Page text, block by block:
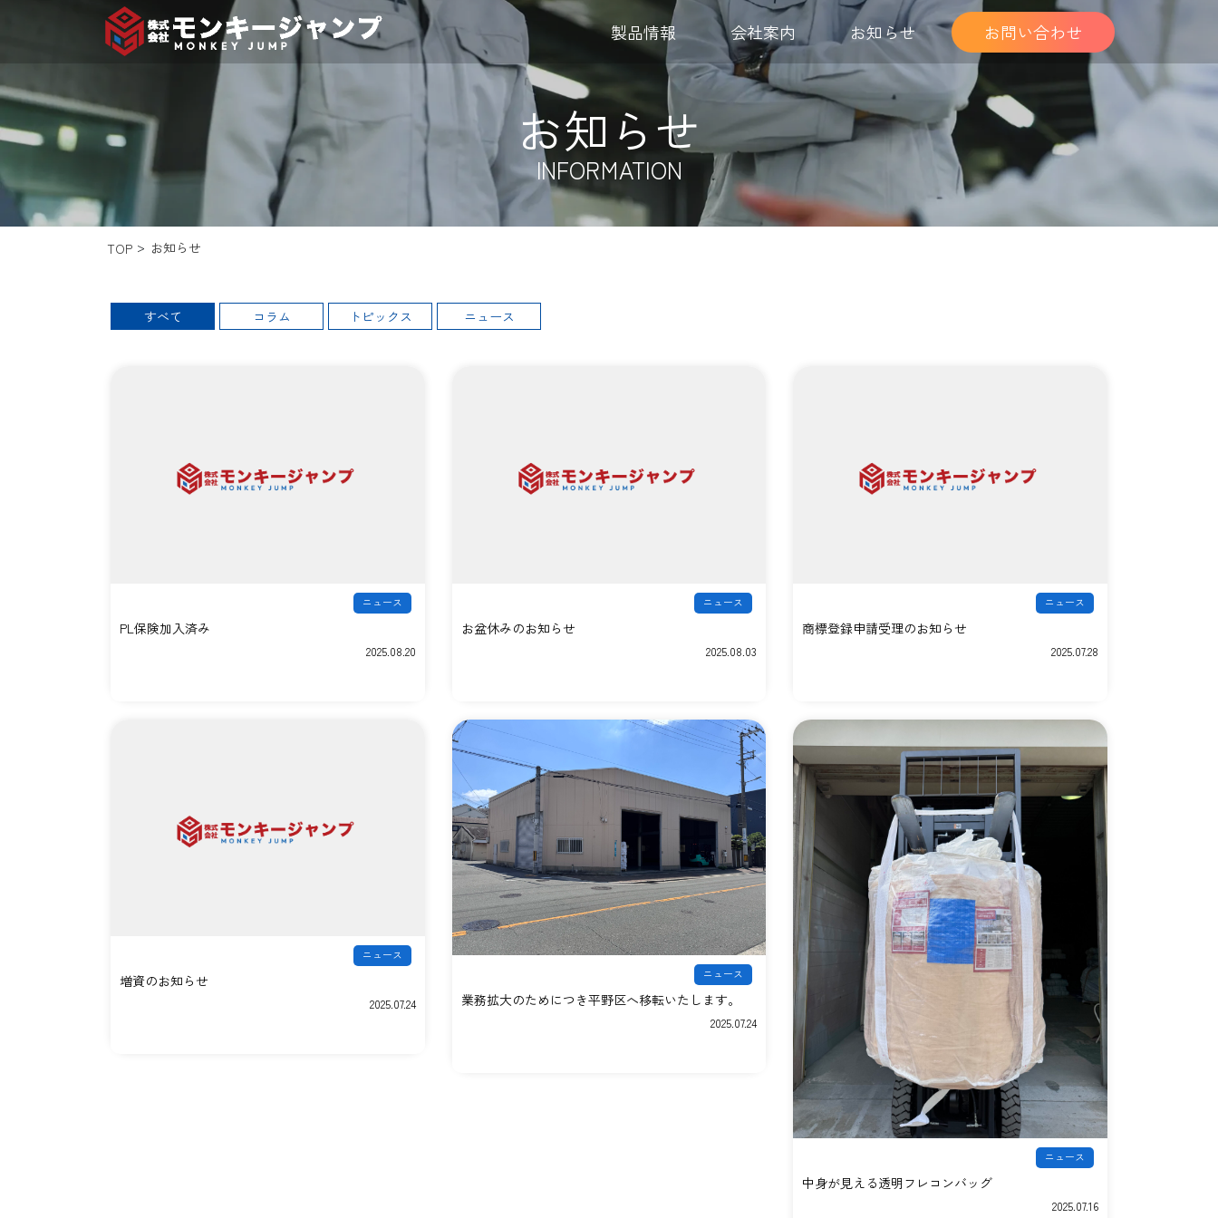
製品情報
～590L(小型)
600～990L(小型～中型)
1000～1190L(中型)
1200～1490L(中型～大型)
1500～3000L(特大)
排出口あり
屋外保管用
反転ベルト付
会社案内 お知らせ お問い合わせ
お知らせ
INFORMATION
TOP お知らせ
すべて コラム トピックス ニュース
ニュース
PL保険加入済み
2025.08.20
ニュース
お盆休みのお知らせ
2025.08.03
ニュース
商標登録申請受理のお知らせ
2025.07.28
ニュース
増資のお知らせ
2025.07.24
ニュース
業務拡大のためにつき平野区へ移転いたします。
2025.07.24
ニュース
中身が見える透明フレコンバッグ
2025.07.16